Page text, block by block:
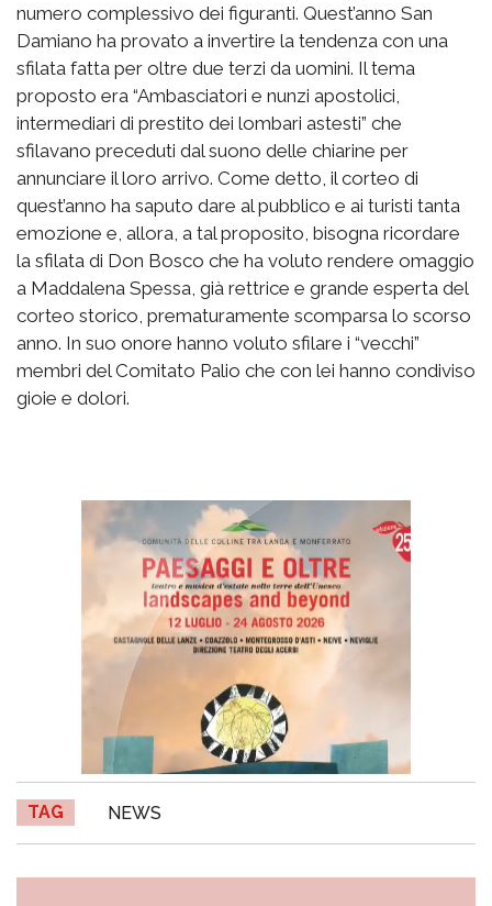
numero complessivo dei figuranti. Quest’anno San
Damiano ha provato a invertire la tendenza con una
sfilata fatta per oltre due terzi da uomini. Il tema
proposto era “Ambasciatori e nunzi apostolici,
intermediari di prestito dei lombari astesti” che
sfilavano preceduti dal suono delle chiarine per
annunciare il loro arrivo. Come detto, il corteo di
quest’anno ha saputo dare al pubblico e ai turisti tanta
emozione e, allora, a tal proposito, bisogna ricordare
la sfilata di Don Bosco che ha voluto rendere omaggio
a Maddalena Spessa, già rettrice e grande esperta del
corteo storico, prematuramente scomparsa lo scorso
anno. In suo onore hanno voluto sfilare i “vecchi”
membri del Comitato Palio che con lei hanno condiviso
gioie e dolori.
TAG NEWS